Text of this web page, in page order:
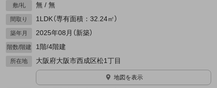
敷/礼 無 / 無
間取り 1LDK（専有面積：32.24㎡）
築年月 2025年08月（新築）
階数/階建 1階/4階建
所在地 大阪府大阪市西成区松1丁目
地図を表示